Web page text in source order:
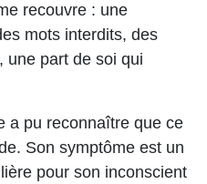
recouvre : une
mots interdits, des
une part de soi qui
a pu reconnaître que ce
Son symptôme est un
pour son inconscient